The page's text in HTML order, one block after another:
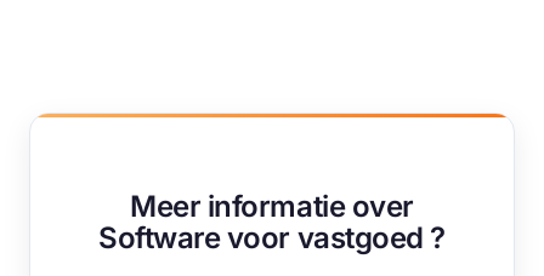
Meer informatie over
Software voor vastgoed ?